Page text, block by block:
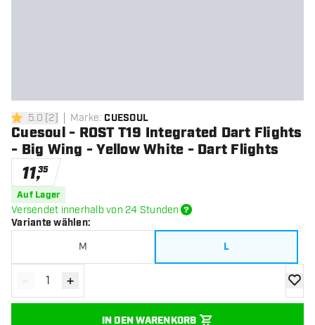
5 Bewertungssterne
5.0 [2] Marke: CUESOUL
Cuesoul - ROST T19 Integrated Dart Flights
- Big Wing - Yellow White - Dart Flights
11,35
Auf Lager
Versendet innerhalb von 24 Stunden
Variante wählen:
M L
Menge verringern
- Menge erhöhen
+
IN DEN WARENKORB
Zur